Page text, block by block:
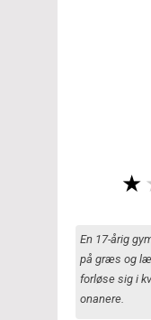
En 17-årig
på græs og
forløse sig i
onanere.